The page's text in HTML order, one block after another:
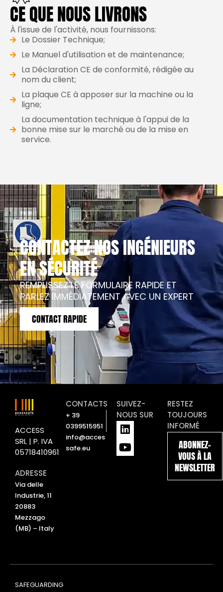
CE QUE NOUS LIVRONS
À l'issue de l'activité, nous fournissons:
Le Dossier Technique;
Le Manuel d'utilisation et de maintenance;
La Déclaration CE de conformité, rédigée au
nom du client;
La plaque CE à apposer sur la machine ou la
ligne;
La documentation technique à l'appui de la
bonne mise sur le marché ou de la mise en
service.
CONTACTEZ NOS INGÉNIEURS
EN SÉCURITÉ
REMPLISSEZ LE FORMULAIRE RAPIDE ET
PARLEZ IMMÉDIATEMENT AVEC UN EXPERT
CONTACT RAPIDE
ACCESS
SRL | P. IVA
05718410961
ADRESSE
Via delle
Industrie, 11
20883
Mezzago
(MB) – Italy
CONTACTS
+ 39
0399515951
info@acces
safe.eu
SUIVEZ-
NOUS SUR
L
i
n
k
Y
o
u
t
RESTEZ
TOUJOURS
INFORMÉ
ABONNEZ-
VOUS À LA
NEWSLETTER
SAFEGUARDING